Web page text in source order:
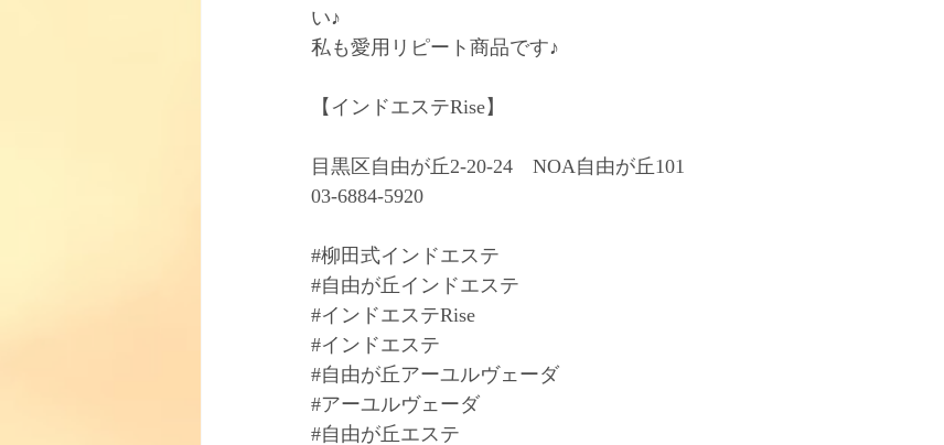
い♪
私も愛用リピート商品です♪
【インドエステRise】
目黒区自由が丘2-20-24　NOA自由が丘101
03-6884-5920
#柳田式インドエステ
#自由が丘インドエステ
#インドエステRise
#インドエステ
#自由が丘アーユルヴェーダ
#アーユルヴェーダ
#自由が丘エステ